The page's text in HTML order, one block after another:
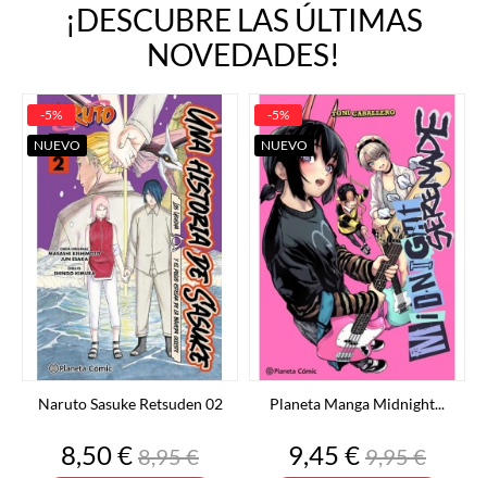
¡DESCUBRE LAS ÚLTIMAS
NOVEDADES!
Naruto Sasuke Retsuden 02
Precio
8,50 €Precio
8,95 €
-5%
NUEVO
Planeta Manga Midnight...
Precio
9,45 €Precio
9,95 €
-5%
NUEVO